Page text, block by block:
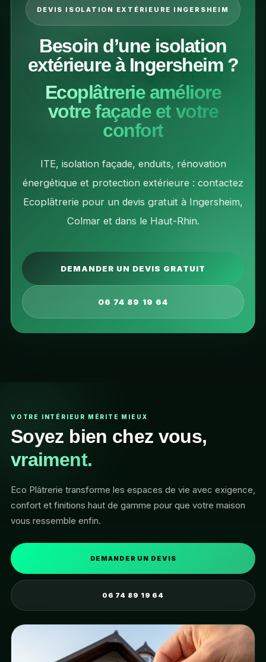
DEVIS ISOLATION EXTÉRIEURE INGERSHEIM
Besoin d’une isolation
extérieure à Ingersheim ?
Ecoplâtrerie améliore
votre façade et votre
confort
ITE, isolation façade, enduits, rénovation
énergétique et protection extérieure : contactez
Ecoplâtrerie pour un devis gratuit à Ingersheim,
Colmar et dans le Haut-Rhin.
DEMANDER UN DEVIS GRATUIT
06 74 89 19 64
VOTRE INTÉRIEUR MÉRITE MIEUX
Soyez bien chez vous,
vraiment.
Eco Plâtrerie transforme les espaces de vie avec exigence,
confort et finitions haut de gamme pour que votre maison
vous ressemble enfin.
DEMANDER UN DEVIS
06 74 89 19 64